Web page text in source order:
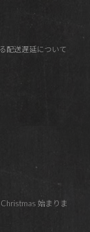
配送遅延について
始まりま